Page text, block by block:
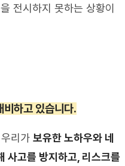
전시하지 못하는 상황이
비하고 있습니다.
리가 보유한 노하우와 네
사고를 방지하고 리스크를